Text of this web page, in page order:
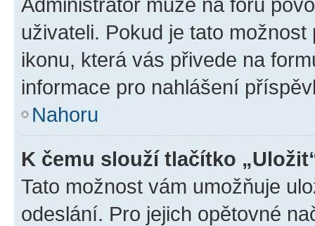
uživateli. Pokud je tato
ikonu, která vás přivede na
informace pro nahlášení
Nahoru
K čemu slouží tlačítko
Tato možnost vám umožňuje
odeslání. Pro jejich opětovné